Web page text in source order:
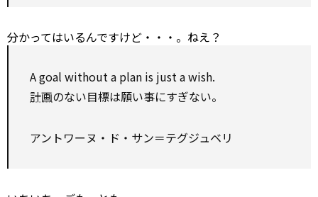
分かってはいるんですけど・・・。ねえ？
A goal without a plan is just a wish.
計画のない目標は願い事にすぎない。
アントワーヌ・ド・サン＝テグジュベリ